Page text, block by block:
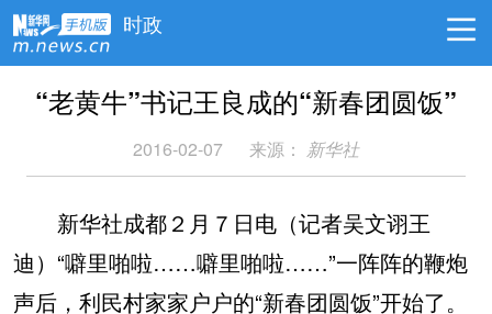
时政
“老黄牛”书记王良成的“新春团圆饭”
2016-02-07 来源： 新华社
新华社成都２月７日电（记者吴文诩王
迪）“噼里啪啦……噼里啪啦……”一阵阵的鞭炮
声后，利民村家家户户的“新春团圆饭”开始了。